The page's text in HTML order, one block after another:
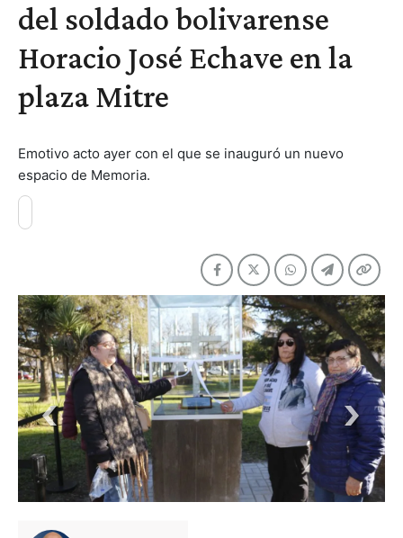
del soldado bolivarense
Horacio José Echave en la
plaza Mitre
Emotivo acto ayer con el que se inauguró un nuevo
espacio de Memoria.